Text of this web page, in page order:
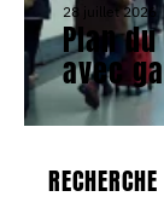
28 juillet 2026
Plan
avec
RECHERCHE